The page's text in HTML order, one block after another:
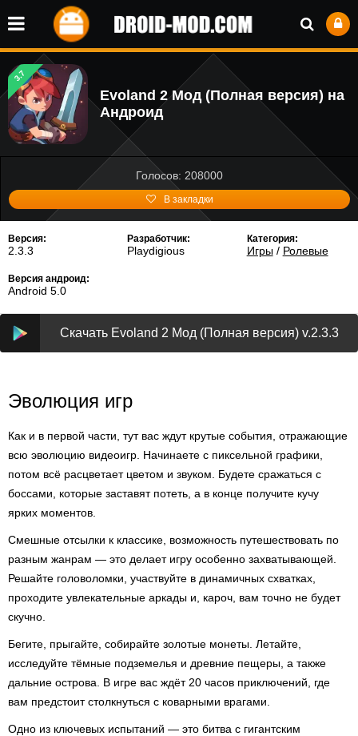
3.7
Evoland 2 Мод (Полная версия) на
Андроид
Голосов: 208000
В закладки
Версия:
2.3.3
Разработчик:
Playdigious
Категория:
Игры/ Ролевые
Версия андроид:
Android 5.0
Скачать Evoland 2 Мод (Полная версия) v.2.3.3
Эволюция игр
Как и в первой части, тут вас ждут крутые события, отражающие
всю эволюцию видеоигр. Начинаете с пиксельной графики,
потом всё расцветает цветом и звуком. Будете сражаться с
боссами, которые заставят потеть, а в конце получите кучу
ярких моментов.
Смешные отсылки к классике, возможность путешествовать по
разным жанрам — это делает игру особенно захватывающей.
Решайте головоломки, участвуйте в динамичных схватках,
проходите увлекательные аркады и, кароч, вам точно не будет
скучно.
Бегите, прыгайте, собирайте золотые монеты. Летайте,
исследуйте тёмные подземелья и древние пещеры, а также
дальние острова. В игре вас ждёт 20 часов приключений, где
вам предстоит столкнуться с коварными врагами.
Одно из ключевых испытаний — это битва с гигантским